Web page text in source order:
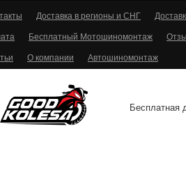
Доставка в регионы и СНГ
Бесплатный Мотошиномонтаж
О компании Автошиномонтаж
Бесплатная